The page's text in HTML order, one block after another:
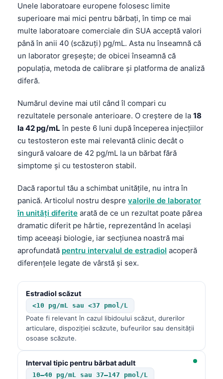
Unele laboratoare europene folosesc limite
superioare mai mici pentru bărbați, în timp ce mai
multe laboratoare comerciale din SUA acceptă valori
până în anii 40 (scăzuți) pg/mL. Asta nu înseamnă că
un laborator greșește; de obicei înseamnă că
populația, metoda de calibrare și platforma de analiză
diferă.
Numărul devine mai util când îl compari cu
rezultatele personale anterioare. O creștere de la 18
la 42 pg/mL în peste 6 luni după începerea injecțiilor
cu testosteron este mai relevantă clinic decât o
singură valoare de 42 pg/mL la un bărbat fără
simptome și cu testosteron stabil.
Dacă raportul tău a schimbat unitățile, nu intra în
panică. Articolul nostru despre valorile de laborator
în unități diferite arată de ce un rezultat poate părea
dramatic diferit pe hârtie, reprezentând în același
timp aceeași biologie, iar secțiunea noastră mai
aprofundată pentru intervalul de estradiol acoperă
diferențele legate de vârstă și sex.
Estradiol scăzut
<10 pg/mL sau <37 pmol/L
Poate fi relevant în cazul libidoului scăzut, durerilor
articulare, dispoziției scăzute, bufeurilor sau densității
osoase scăzute.
Interval tipic pentru bărbat adult
10–40 pg/mL sau 37–147 pmol/L